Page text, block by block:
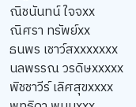
ณิชนันทน์ ใจจxx
ณิศรา ทรัพย์xx
ธนพร เชาว์สxxxxxxx
นลพรรณ วรดิษxxxxx
พิชชาวีร์ เลิศสุขxxxx